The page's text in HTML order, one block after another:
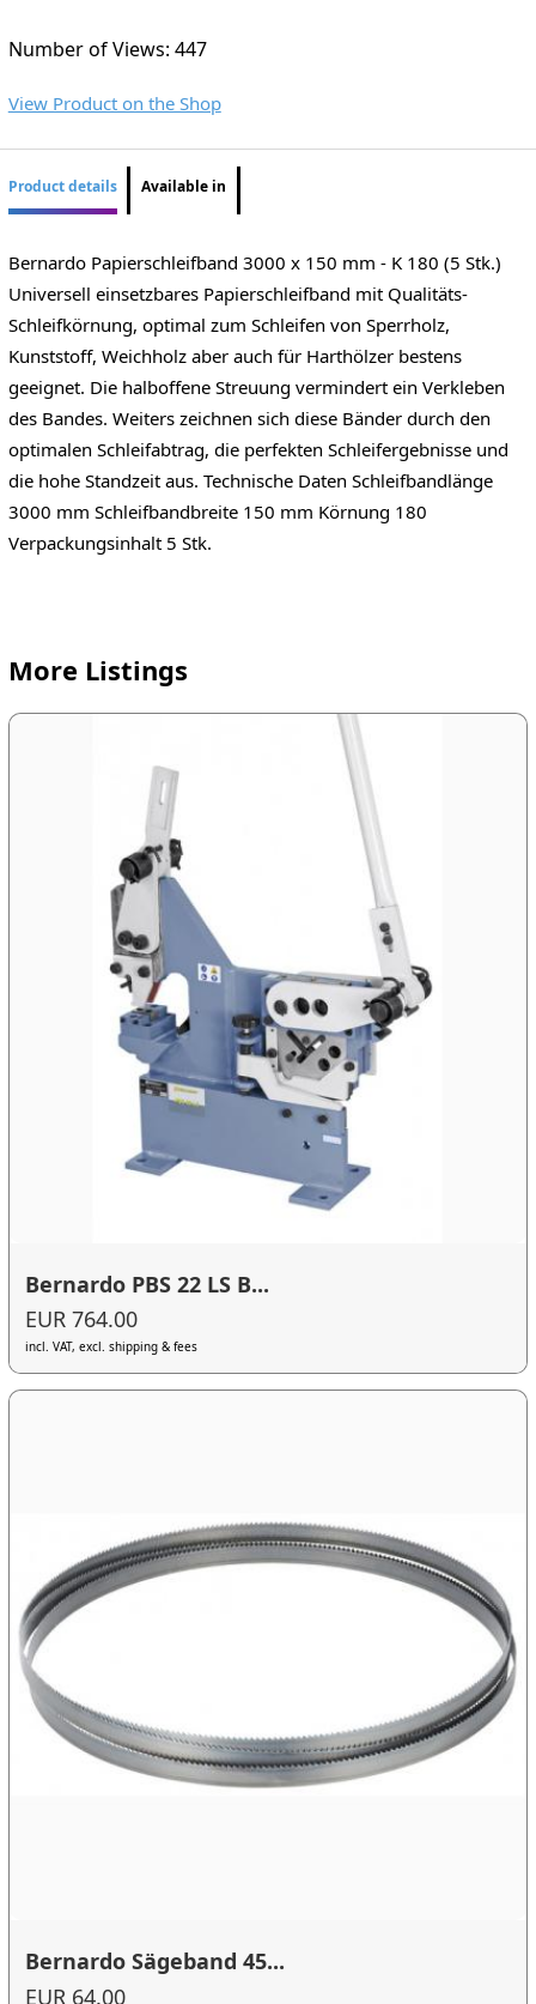
Number of Views: 447
View Product on the Shop
Product details Available in
Bernardo Papierschleifband 3000 x 150 mm - K 180 (5 Stk.)
Universell einsetzbares Papierschleifband mit Qualitäts-
Schleifkörnung, optimal zum Schleifen von Sperrholz,
Kunststoff, Weichholz aber auch für Harthölzer bestens
geeignet. Die halboffene Streuung vermindert ein Verkleben
des Bandes. Weiters zeichnen sich diese Bänder durch den
optimalen Schleifabtrag, die perfekten Schleifergebnisse und
die hohe Standzeit aus. Technische Daten Schleifbandlänge
3000 mm Schleifbandbreite 150 mm Körnung 180
Verpackungsinhalt 5 Stk.
More Listings
Bernardo PBS 22 LS B...
EUR 764.00
incl. VAT, excl. shipping & fees
Bernardo Sägeband 45...
EUR 64.00